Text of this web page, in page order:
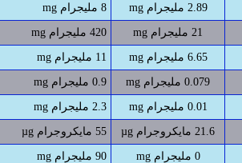
2.89 مليجرام mg 8 مليجرام mg
21 مليجرام mg 420 مليجرام mg
6.65 مليجرام mg 11 مليجرام mg
0.079 مليجرام mg 0.9 مليجرام mg
0.01 مليجرام mg 2.3 مليجرام mg
21.6 مايكروجرام µg 55 مايكروجرام µg
0 مليجرام mg 90 مليجرام mg